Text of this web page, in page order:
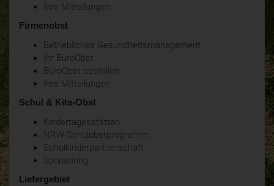
Ihre Mitteilungen
Firmenobst
Betriebliches Gesundheitsmanagement
Ihr BüroObst
BüroObst bestellen
Ihre Mitteilungen
Schul & Kita-Obst
Kindertagesstätten
NRW-Schulobstprogramm
Schulkinderpartnerschaft
Sponsoring
Liefergebiet